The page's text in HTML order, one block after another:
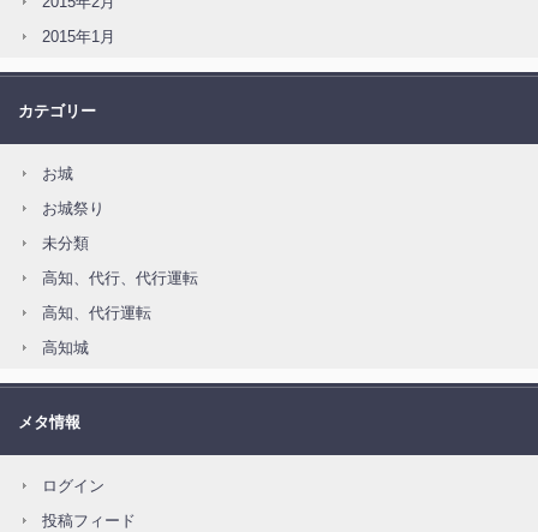
2015年1月
カテゴリー
お城
お城祭り
未分類
高知、代行、代行運転
高知、代行運転
高知城
メタ情報
ログイン
投稿フィード